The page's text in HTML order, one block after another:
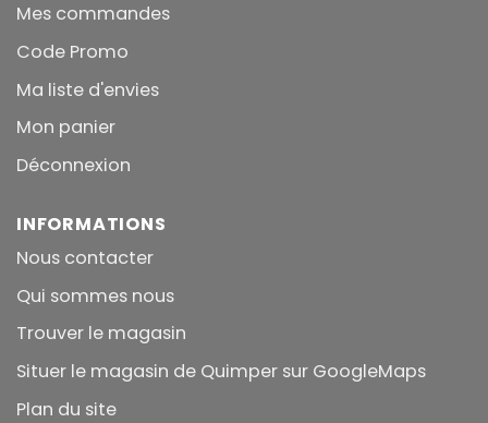
Mes commandes
Code Promo
Ma liste d'envies
Mon panier
Déconnexion
INFORMATIONS
Nous contacter
Qui sommes nous
Trouver le magasin
Situer le magasin de Quimper sur GoogleMaps
Plan du site